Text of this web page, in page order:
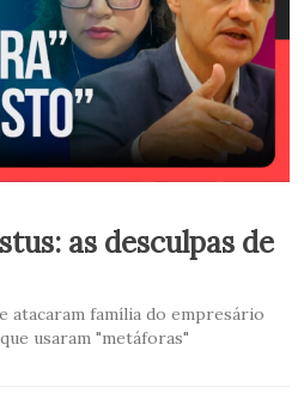
as desculpas de
atacaram família do empresário
usaram "metáforas"